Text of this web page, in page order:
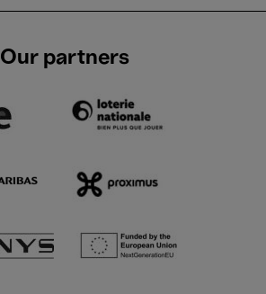
Our partners